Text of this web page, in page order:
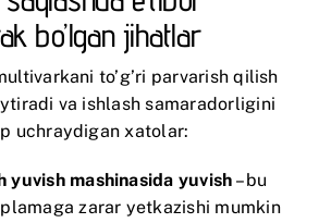
bo’lgan jihatlar
to’g’ri parvarish qilish
va ishlash samaradorligini
uchraydigan xatolar:
yuvish mashinasida yuvish – bu
zarar yetkazishi mumkin